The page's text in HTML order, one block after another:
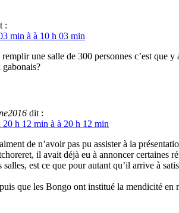
:
min à à 10 h 03 min
remplir une salle de 300 personnes c’est que
dit :
h 12 min à à 20 h 12 min
de n’avoir pas pu assister à la
il avait déjà eu à annoncer certaines
est ce que pour autant qu’il arrive à
que les Bongo ont institué la mendicité en